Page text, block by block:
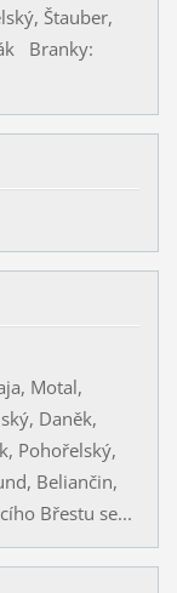
Štauber,
Branky:
Motal,
Daněk,
Pohořelský,
Beliančin,
Břestu se...